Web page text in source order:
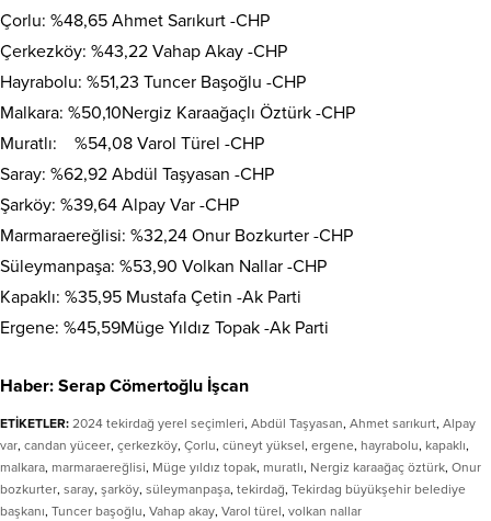
Çorlu: %48,65 Ahmet Sarıkurt -CHP
Çerkezköy: %43,22 Vahap Akay -CHP
Hayrabolu: %51,23 Tuncer Başoğlu -CHP
Malkara: %50,10Nergiz Karaağaçlı Öztürk -CHP
Muratlı: %54,08 Varol Türel -CHP
Saray: %62,92 Abdül Taşyasan -CHP
Şarköy: %39,64 Alpay Var -CHP
Marmaraereğlisi: %32,24 Onur Bozkurter -CHP
Süleymanpaşa: %53,90 Volkan Nallar -CHP
Kapaklı: %35,95 Mustafa Çetin -Ak Parti
Ergene: %45,59Müge Yıldız Topak -Ak Parti
Haber: Serap Cömertoğlu İşcan
ETİKETLER: 2024 tekirdağ yerel seçimleri, Abdül Taşyasan, Ahmet sarıkurt, Alpay
var, candan yüceer, çerkezköy, Çorlu, cüneyt yüksel, ergene, hayrabolu, kapaklı,
malkara, marmaraereğlisi, Müge yıldız topak, muratlı, Nergiz karaağaç öztürk, Onur
bozkurter, saray, şarköy, süleymanpaşa, tekirdağ, Tekirdag büyükşehir belediye
başkanı, Tuncer başoğlu, Vahap akay, Varol türel, volkan nallar